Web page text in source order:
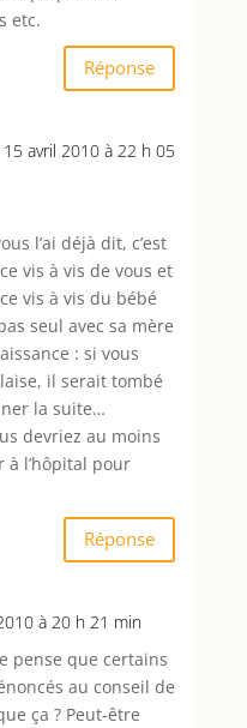
etc.
Réponse
avril 2010 à 22 h 05
l’ai déjà dit, c’est
vis à vis de vous et
vis à vis du bébé
seul avec sa mère
: si vous
il serait tombé
la suite…
devriez au moins
l’hôpital pour
Réponse
à 20 h 21 min
pense que certains
au conseil de
ça ? Peut-être